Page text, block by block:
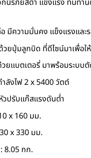
กนิรภัยสีดำ แข็งแรง ทนทา
มีความมั่นคง แข็งแรงและ
วยปุ่มลูกบิด ที่ดีไซน์มาเพื่อใ
ยแบตเตอรี่ มาพร้อมระบบ
ำลังไฟ 2 x 5400 วัตต์
วปรับแก๊สแรงดันต่ำ
x 160 มม.
x 330 มม.
8.05 กก.